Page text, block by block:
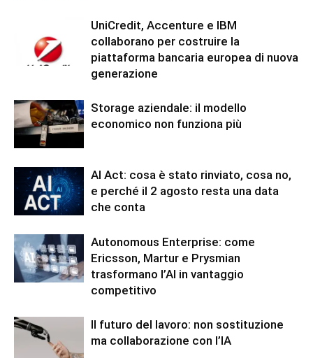
UniCredit, Accenture e IBM
collaborano per costruire la
piattaforma bancaria europea di nuova
generazione
Storage aziendale: il modello
economico non funziona più
AI Act: cosa è stato rinviato, cosa no,
e perché il 2 agosto resta una data
che conta
Autonomous Enterprise: come
Ericsson, Martur e Prysmian
trasformano l’AI in vantaggio
competitivo
Il futuro del lavoro: non sostituzione
ma collaborazione con l’IA